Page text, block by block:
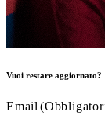
Vuoi restare aggiornato?
Email